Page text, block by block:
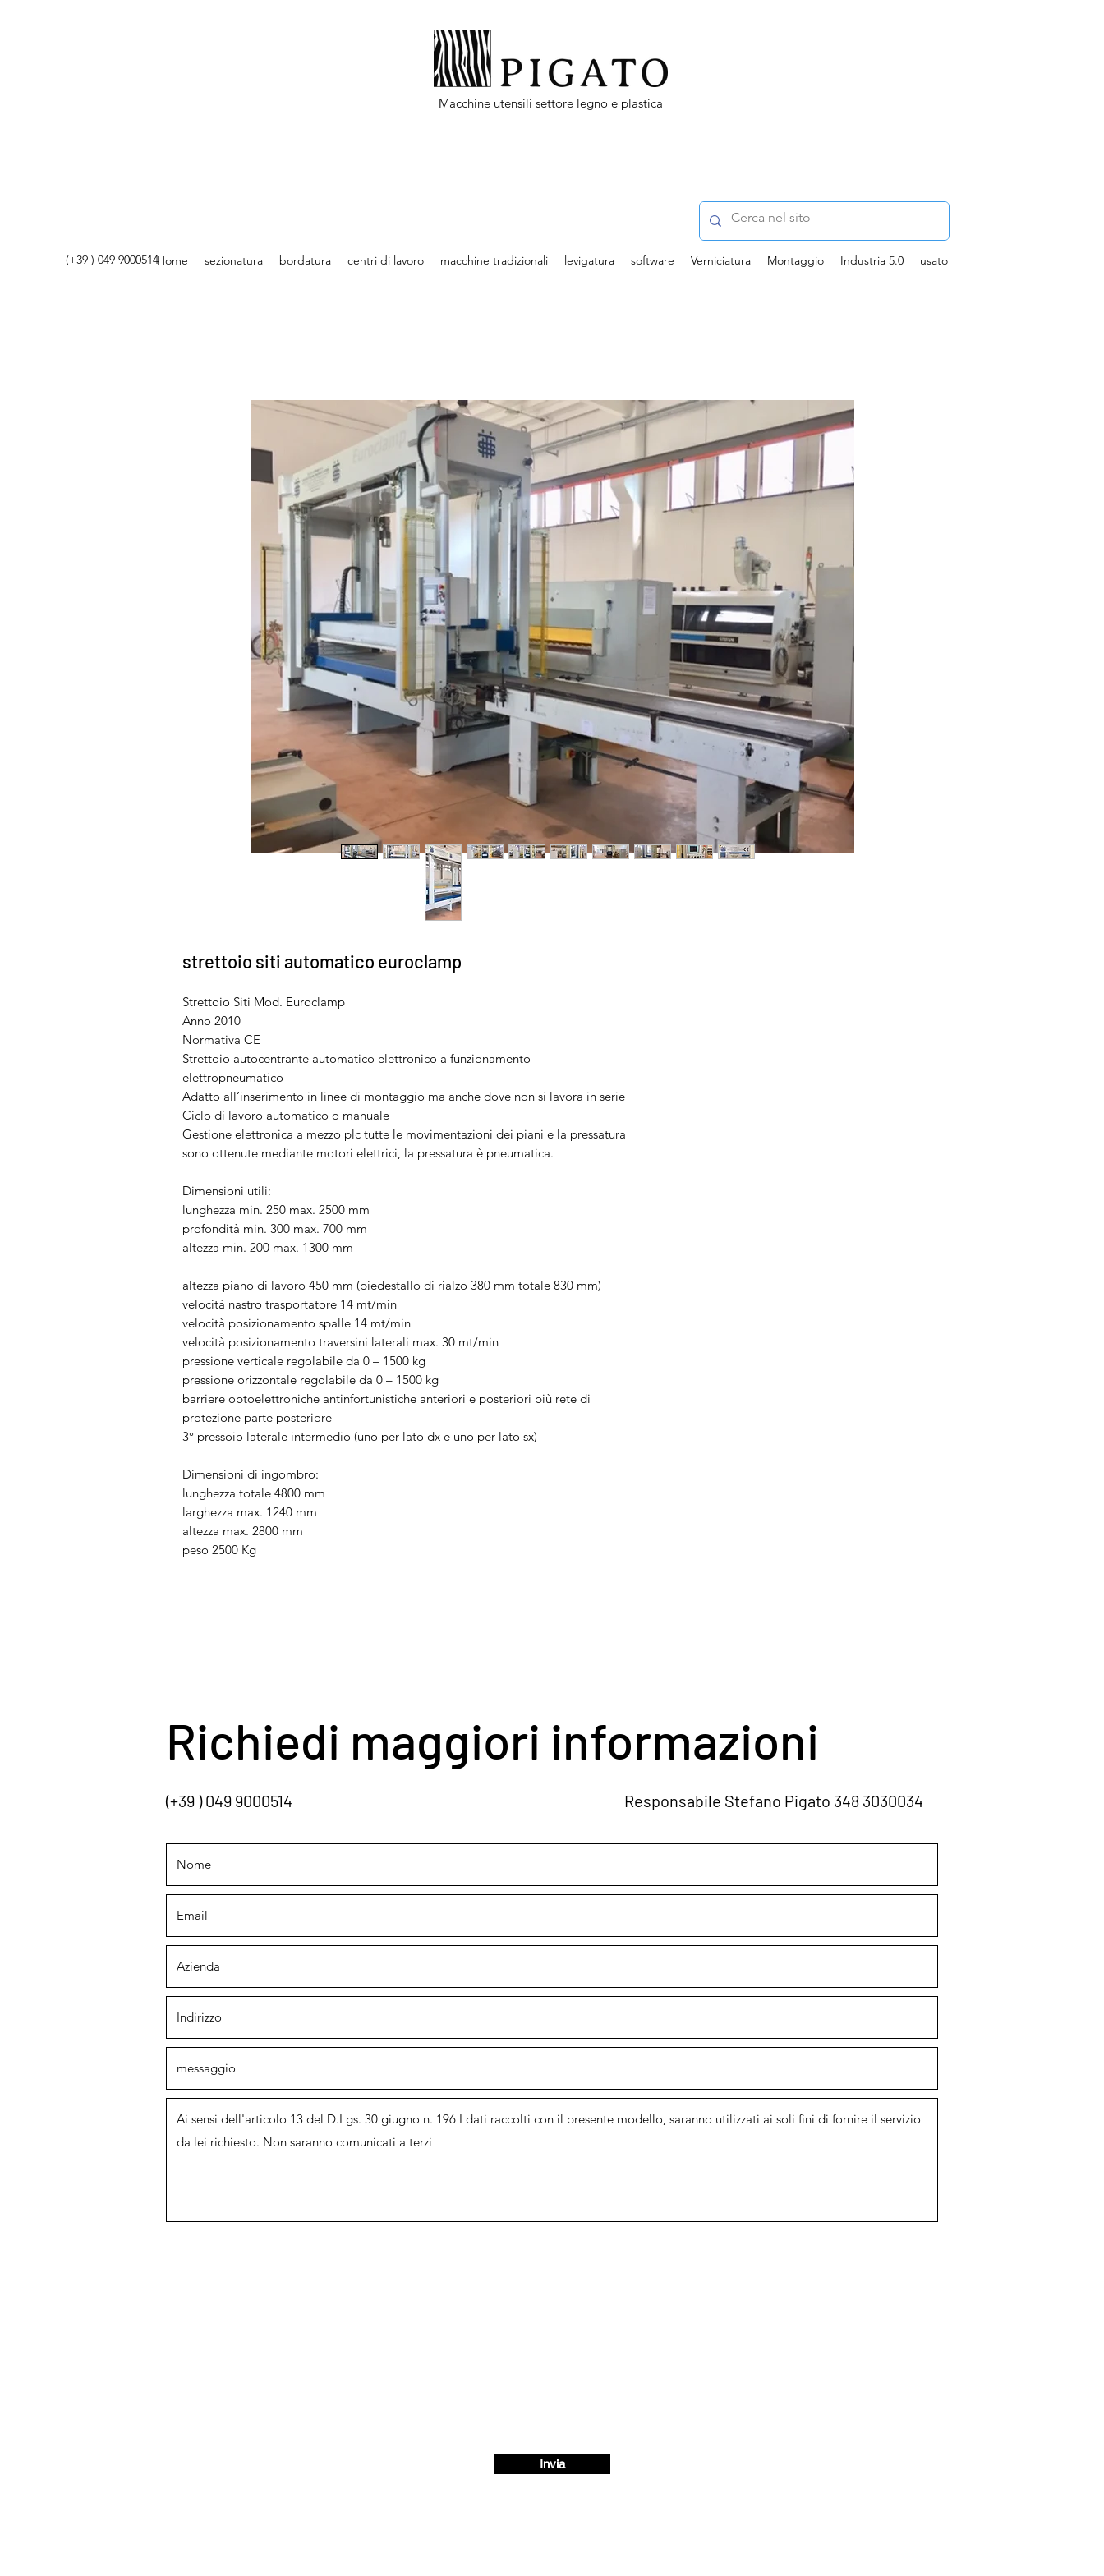
Macchine utensili settore legno e plastica
(+39 ) 049 9000514Home sezionatura bordatura centri di lavoro macchine tradizionali levigatura software Verniciatura Montaggio Industria 5.0 usato
strettoio siti automatico euroclamp
Strettoio Siti Mod. Euroclamp
Anno 2010
Normativa CE
Strettoio autocentrante automatico elettronico a funzionamento
elettropneumatico
Adatto all’inserimento in linee di montaggio ma anche dove non si lavora in serie
Ciclo di lavoro automatico o manuale
Gestione elettronica a mezzo plc tutte le movimentazioni dei piani e la pressatura
sono ottenute mediante motori elettrici, la pressatura è pneumatica.
Dimensioni utili:
lunghezza min. 250 max. 2500 mm
profondità min. 300 max. 700 mm
altezza min. 200 max. 1300 mm
altezza piano di lavoro 450 mm (piedestallo di rialzo 380 mm totale 830 mm)
velocità nastro trasportatore 14 mt/min
velocità posizionamento spalle 14 mt/min
velocità posizionamento traversini laterali max. 30 mt/min
pressione verticale regolabile da 0 – 1500 kg
pressione orizzontale regolabile da 0 – 1500 kg
barriere optoelettroniche antinfortunistiche anteriori e posteriori più rete di
protezione parte posteriore
3° pressoio laterale intermedio (uno per lato dx e uno per lato sx)
Dimensioni di ingombro:
lunghezza totale 4800 mm
larghezza max. 1240 mm
altezza max. 2800 mm
peso 2500 Kg
Richiedi maggiori informazioni
(+39 ) 049 9000514 Responsabile Stefano Pigato 348 3030034
Invia